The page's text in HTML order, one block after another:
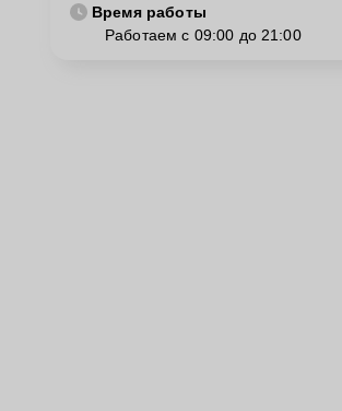
Время работы
Работаем с 09:00 до 21:00